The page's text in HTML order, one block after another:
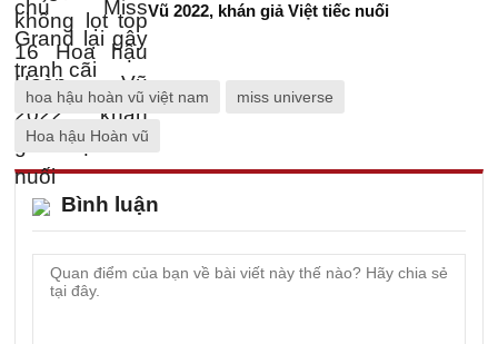
Vũ 2022, khán giả Việt tiếc nuối
hoa hậu hoàn vũ việt nam miss universe
Hoa hậu Hoàn vũ
Bình luận